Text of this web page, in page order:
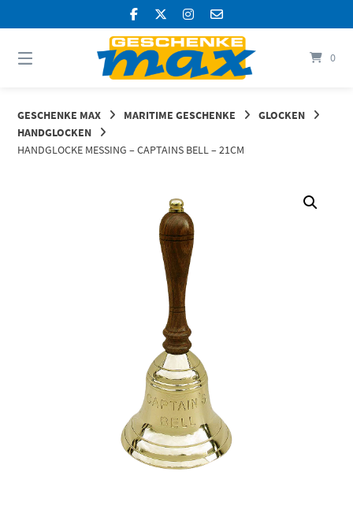
Inhalt
0
GESCHENKE MAX MARITIME GESCHENKE
GLOCKEN
HANDGLOCKEN
HANDGLOCKE MESSING – CAPTAINS BELL – 21CM